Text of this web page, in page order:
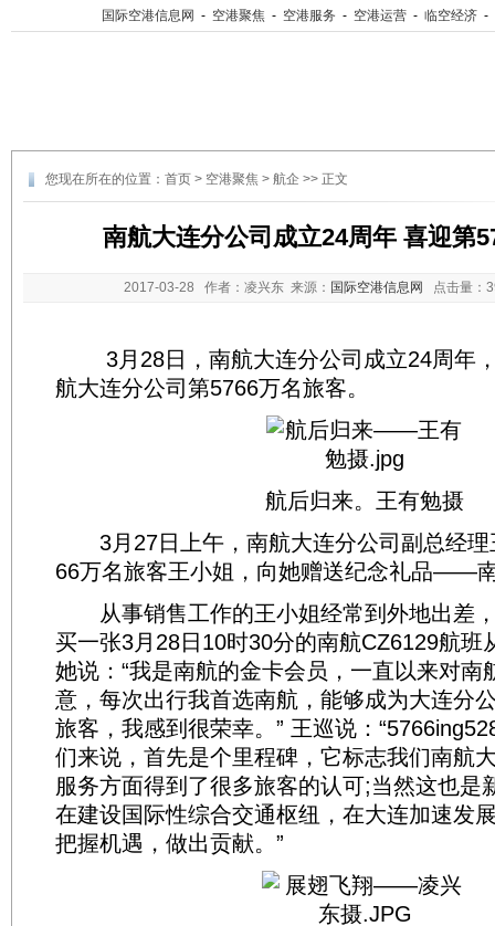
国际空港信息网 - 空港聚焦 - 空港服务 - 空港运营 - 临空经济 -
您现在所在的位置： 首页 > 空港聚焦 > 航企 >> 正文
南航大连分公司成立24周年 喜迎第
2017-03-28 作者：凌兴东 来源： 国际空港信息网 点击量：
3月28日，南航大连分公司成立24周年
航大连分公司第5766万名旅客。
航后归来。王有勉摄
3月27日上午，南航大连分公司副总经理
66万名旅客王小姐，向她赠送纪念礼品——
从事销售工作的王小姐经常到外地出差
买一张3月28日10时30分的南航CZ6129航班
她说：“我是南航的金卡会员，一直以来对南
意，每次出行我首选南航，能够成为大连分
旅客，我感到很荣幸。” 王巡说：
们来说，首先是个里程碑，它标志我们南航
服务方面得到了很多旅客的认可;当然这也是
在建设国际性综合交通枢纽，在大连加速发
把握机遇，做出贡献。”